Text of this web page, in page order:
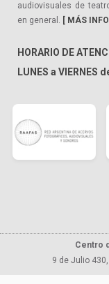
audiovisuales de
en general. [ MÁS
HORARIO DE
LUNES a VIERNES
Centro
9 de Julio